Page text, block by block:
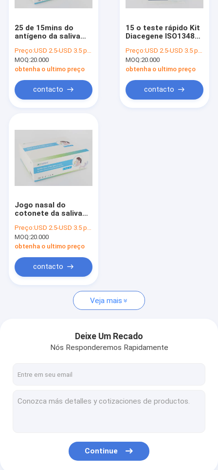
Analisador do Immunoassay de POCT
25 de 15mins do
antígeno da saliva
rápido Kit No
Instrument de Covid
19
Preço:USD 2.5-USD 3.5 per test
MOQ:20.000
obtenha o ultimo preço
contacto
15 o teste rápido Kit
Diacegene ISO13485
diagnósticos dos
minutos alistou
Preço:USD 2.5-USD 3.5 per test
MOQ:20.000
obtenha o ultimo preço
contacto
Jogo nasal do
cotonete da saliva
rápido do teste de
25pcs 15mins
Preço:USD 2.5-USD 3.5 per test
MOQ:20.000
obtenha o ultimo preço
contacto
Veja mais
Deixe Um Recado
Nós Responderemos Rapidamente
Continue